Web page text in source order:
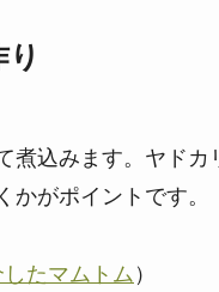
煮込みます。ヤド
がポイントです。
たマムトム）